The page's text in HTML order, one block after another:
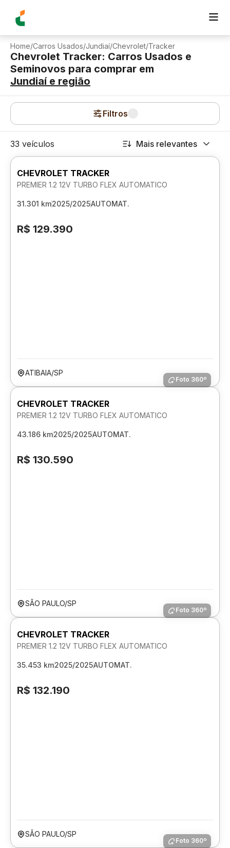
Home/Carros Usados/Jundiaí/Chevrolet/Tracker
Chevrolet Tracker: Carros Usados e
Seminovos para comprar em
Jundiaíe região
Filtros
33 veículos Mais relevantes
CHEVROLET TRACKER
PREMIER 1.2 12V TURBO FLEX AUTOMATICO
31.301 km2025/2025AUTOMAT.
R$ 129.390
ATIBAIA/SP
Foto 360º
CHEVROLET TRACKER
PREMIER 1.2 12V TURBO FLEX AUTOMATICO
43.186 km2025/2025AUTOMAT.
R$ 130.590
SÃO PAULO/SP
Foto 360º
CHEVROLET TRACKER
PREMIER 1.2 12V TURBO FLEX AUTOMATICO
35.453 km2025/2025AUTOMAT.
R$ 132.190
SÃO PAULO/SP
Foto 360º